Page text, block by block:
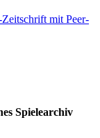
mit Peer-
Spielearchiv